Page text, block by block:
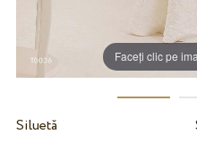
Faceți clic pe
Siluetă